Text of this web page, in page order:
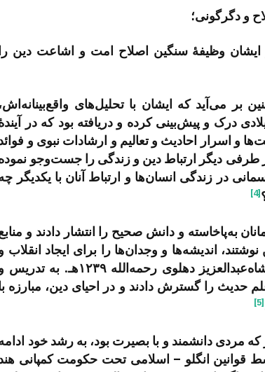
و دگرگونی؛
وظیفۀ سنگین اصلاح امت و اشاعت دین
بر می‌­آید که ایشان با تحلیل‌­های
درک و پیش‌بینی کرده و دریافته بود که در
و اسرار احادیث و تعالیم و ارشادات نبوی و
طرفی دیگر ارتباط دین و زندگی را جست‌وجو
در زندگی انسان­‌ها و ارتباط آنان با یکدیگر
[4]
به‌پاخاسته و دانش صحیح را انتشار دادند و
اندیشه­‌ها و وجدان­‌ها را برای ایجاد انقلاب
دولت اسلامی آماده کردند؛ پس از وی نیز فرزندش، شاه‌­عبدالعزیز دهلوی رحمه‌الله ۱۲۳۹هـ. به
حدیث را گسترش دادند و در احیای دین، مبارزه
[5]
مردی دانشمند و با بصیرت بود، به رشد خود
قوانین انگلو – اسلامی تحت حکومت کمپانی